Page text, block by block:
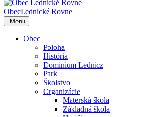
ObecLednické Rovne
Menu
Obec
Poloha
História
Dominium Lednicz
Park
Školstvo
Organizácie
Materská škola
Základná škola